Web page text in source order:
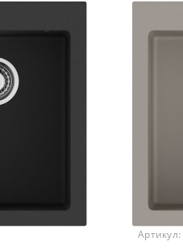
Артикул: